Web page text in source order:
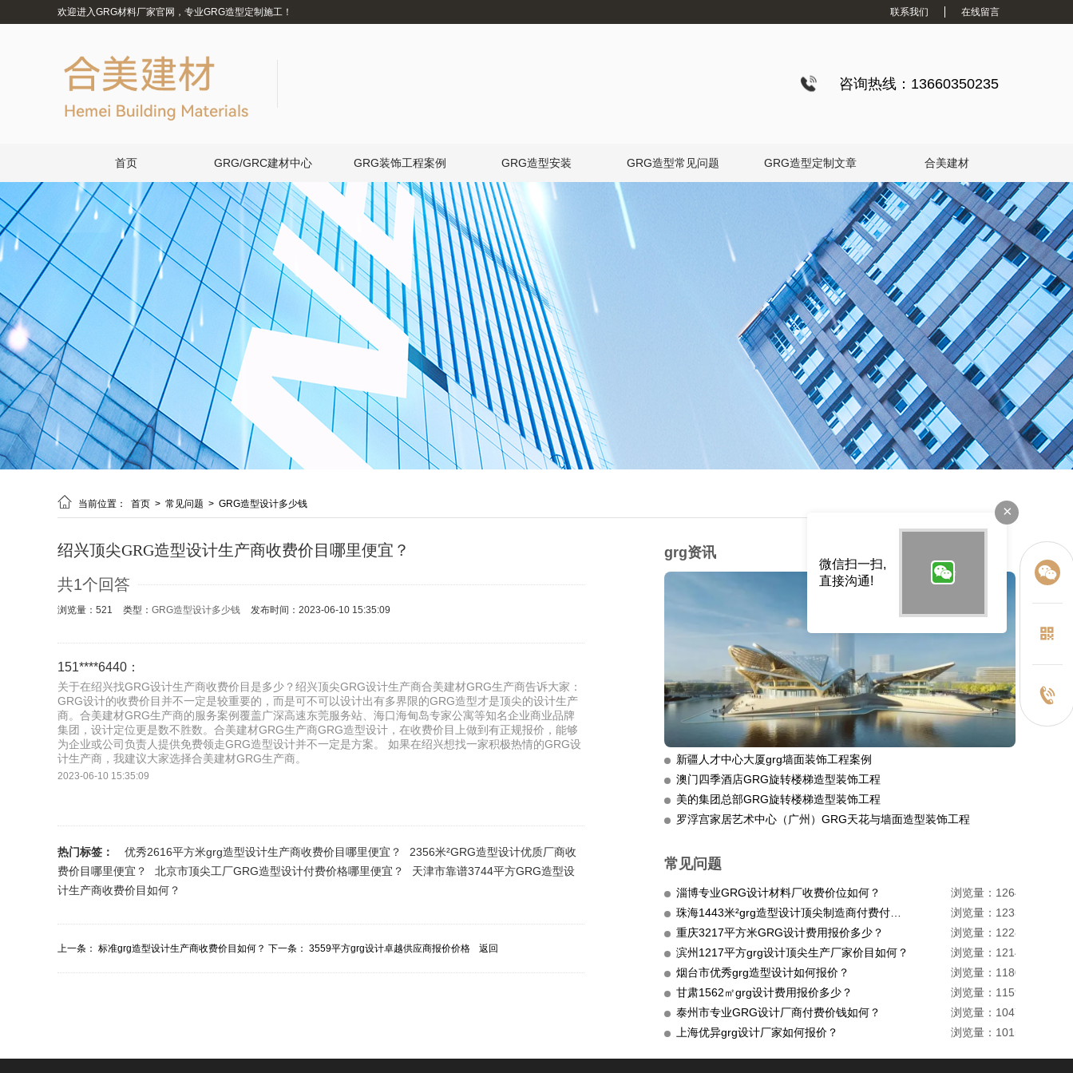
欢迎进入GRG材料厂家官网，专业GRG造型定制施工！ 联系我们 在线留言
咨询热线：13660350235
首页 GRG/GRC建材中心 GRG装饰工程案例 GRG造型安装 GRG造型常见问题 GRG造型定制文章 合美建材
 当前位置： 首页 > 常见问题 > GRG造型设计多少钱
绍兴顶尖GRG造型设计生产商收费价目哪里便宜？
共1个回答
浏览量：521 类型： GRG造型设计多少钱 发布时间：2023-06-10 15:35:09
151****6440：
关于在绍兴找GRG设计生产商收费价目是多少？绍兴顶尖GRG设计生产商合美建材GRG生产商告诉大家：
GRG设计的收费价目并不一定是较重要的，而是可不可以设计出有多界限的GRG造型才是顶尖的设计生产
商。合美建材GRG生产商的服务案例覆盖广深高速东莞服务站、海口海甸岛专家公寓等知名企业商业品牌
集团，设计定位更是数不胜数。合美建材GRG生产商GRG造型设计，在收费价目上做到有正规报价，能够
为企业或公司负责人提供免费领走GRG造型设计并不一定是方案。 如果在绍兴想找一家积极热情的GRG设
计生产商，我建议大家选择合美建材GRG生产商。
2023-06-10 15:35:09
热门标签： 优秀2616平方米grg造型设计生产商收费价目哪里便宜？
2356米²GRG造型设计优质厂商收
费价目哪里便宜？
北京市顶尖工厂GRG造型设计付费价格哪里便宜？
天津市靠谱3744平方GRG造型设
计生产商收费价目如何？
上一条： 标准grg造型设计生产商收费价目如何？ 下一条： 3559平方grg设计卓越供应商报价价格
返回
grg资讯
新疆人才中心大厦grg墙面装饰工程案例
澳门四季酒店GRG旋转楼梯造型装饰工程
美的集团总部GRG旋转楼梯造型装饰工程
罗浮宫家居艺术中心（广州）GRG天花与墙面造型装饰工程
常见问题
淄博专业GRG设计材料厂收费价位如何？
浏览量：1264
浏览量：1233
重庆3217平方米GRG设计费用报价多少？
浏览量：1228
滨州1217平方grg设计顶尖生产厂家价目如何？
浏览量：1214
烟台市优秀grg造型设计如何报价？
浏览量：1180
甘肃1562㎡grg设计费用报价多少？
浏览量：1159
泰州市专业GRG设计厂商付费价钱如何？
浏览量：1047
上海优异grg设计厂家如何报价？
浏览量：1015
×
微信扫一扫,
直接沟通!